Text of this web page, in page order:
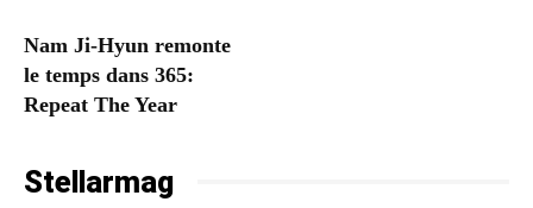
Nam Ji-Hyun remonte
le temps dans 365:
Repeat The Year
Stellarmag